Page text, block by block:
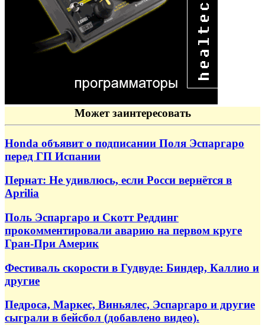
Может заинтересовать
Honda объявит о подписании Поля Эспаргаро
перед ГП Испании
Пернат: Не удивлюсь, если Росси вернётся в
Aprilia
Поль Эспаргаро и Скотт Реддинг
прокомментировали аварию на первом круге
Гран-При Америк
Фестиваль скорости в Гудвуде: Биндер, Каллио и
другие
Педроса, Маркес, Виньялес, Эспаргаро и другие
сыграли в бейсбол (добавлено видео).